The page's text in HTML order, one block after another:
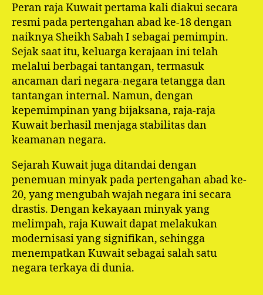
Peran raja Kuwait pertama kali diakui secara
resmi pada pertengahan abad ke-18 dengan
naiknya Sheikh Sabah I sebagai pemimpin.
Sejak saat itu, keluarga kerajaan ini telah
melalui berbagai tantangan, termasuk
ancaman dari negara-negara tetangga dan
tantangan internal. Namun, dengan
kepemimpinan yang bijaksana, raja-raja
Kuwait berhasil menjaga stabilitas dan
keamanan negara.
Sejarah Kuwait juga ditandai dengan
penemuan minyak pada pertengahan abad ke-
20, yang mengubah wajah negara ini secara
drastis. Dengan kekayaan minyak yang
melimpah, raja Kuwait dapat melakukan
modernisasi yang signifikan, sehingga
menempatkan Kuwait sebagai salah satu
negara terkaya di dunia.